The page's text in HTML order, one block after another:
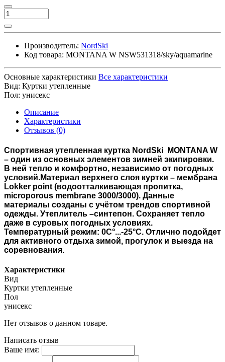
Производитель: NordSki
Код товара: MONTANA W NSW531318/sky/aquamarine
Основные характеристики Все характеристики
Вид: Куртки утепленные
Пол: унисекс
Описание
Характеристики
Отзывов (0)
Спортивная утепленная куртка NordSki MONTANA W
– один из основных элементов зимней экипировки.
В ней тепло и комфортно, независимо от погодных
условий.Материал верхнего слоя куртки – мембрана
Lokker point (водоотталкивающая пропитка,
microporous membrane 3000/3000). Данные
материалы созданы с учётом трендов спортивной
одежды. Утеплитель –синтепон. Сохраняет тепло
даже в суровых погодных условиях.
Температурный режим: 0С°...-25°С. Отлично подойдет
для активного отдыха зимой, прогулок и выезда на
соревнования.
Характеристики
Вид
Куртки утепленные
Пол
унисекс
Нет отзывов о данном товаре.
Написать отзыв
Ваше имя: